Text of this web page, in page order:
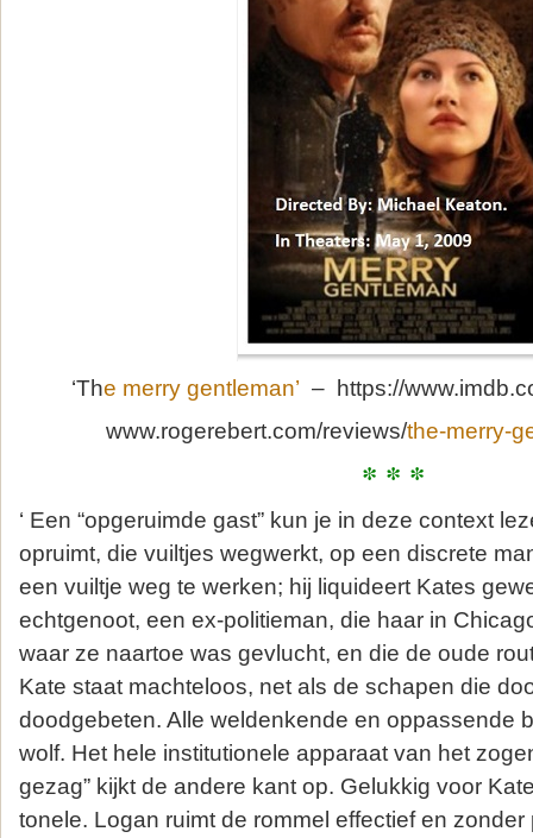
‘The merry gentleman’ – https://
www.rogerebert.com/reviews/the-merry-
* * *
‘ Een “opgeruimde gast” kun je in deze context
opruimt, die vuiltjes wegwerkt, op een discrete
een vuiltje weg te werken; hij liquideert Kates
echtgenoot, een ex-politieman, die haar in
waar ze naartoe was gevlucht, en die de oude
Kate staat machteloos, net als de schapen die
doodgebeten. Alle weldenkende en oppassende
wolf. Het hele institutionele apparaat van het
gezag” kijkt de andere kant op. Gelukkig voor
tonele. Logan ruimt de rommel effectief en zonder